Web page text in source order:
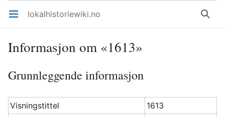
Åpne hovedmenyen lokalhistoriewiki.no Søk
Informasjon om «1613»
Grunnleggende informasjon
Visningstittel
1613